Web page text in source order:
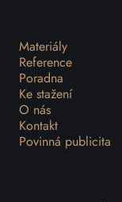
Materiály
Reference
Poradna
Ke stažení
O nás
Kontakt
Povinná publicita